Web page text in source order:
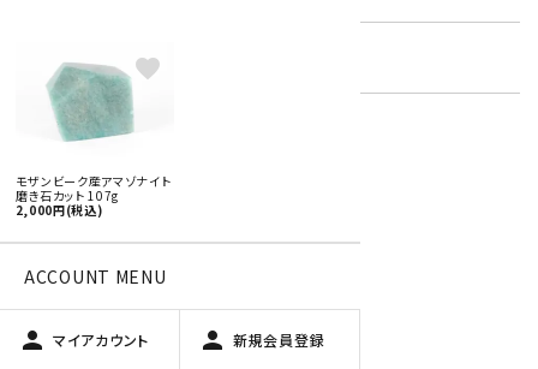
モザンビーク産アマゾナイト
磨き石カット 107g
2,000円(税込)
favorite
ACCOUNT MENU
person マイアカウント person 新規会員登録
在庫状況: 残り1です
この商品を友達に教える
買い物を続ける
商品説明